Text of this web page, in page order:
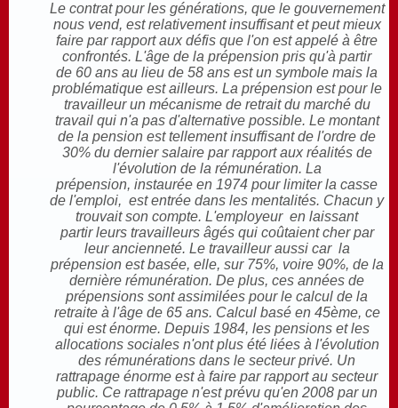
Le contrat pour les générations, que le gouvernement
nous vend, est relativement insuffisant et peut mieux
faire par rapport aux défis que l'on est appelé à être
confrontés. L'âge de la prépension pris qu'à partir
de 60 ans au lieu de 58 ans est un symbole mais la
problématique est ailleurs. La prépension est pour le
travailleur un mécanisme de retrait du marché du
travail qui n'a pas d'alternative possible. Le montant
de la pension est tellement insuffisant de l'ordre de
30% du dernier salaire par rapport aux réalités de
l'évolution de la rémunération. La
prépension, instaurée en 1974 pour limiter la casse
de l'emploi, est entrée dans les mentalités. Chacun y
trouvait son compte. L'employeur en laissant
partir leurs travailleurs âgés qui coûtaient cher par
leur ancienneté. Le travailleur aussi car la
prépension est basée, elle, sur 75%, voire 90%, de la
dernière rémunération. De plus, ces années de
prépensions sont assimilées pour le calcul de la
retraite à l'âge de 65 ans. Calcul basé en 45ème, ce
qui est énorme. Depuis 1984, les pensions et les
allocations sociales n'ont plus été liées à l'évolution
des rémunérations dans le secteur privé. Un
rattrapage énorme est à faire par rapport au secteur
public. Ce rattrapage n'est prévu qu'en 2008 par un